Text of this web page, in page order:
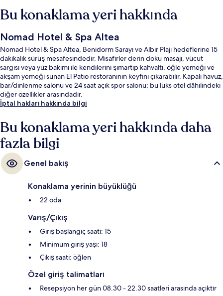
Bu konaklama yeri hakkında
Nomad Hotel & Spa Altea
Nomad Hotel & Spa Altea, Benidorm Sarayı ve Albir Plajı hedeflerine 15
dakikalık sürüş mesafesindedir. Misafirler derin doku masajı, vücut
sargısı veya yüz bakımı ile kendilerini şımartıp kahvaltı, öğle yemeği ve
akşam yemeği sunan El Patio restoranının keyfini çıkarabilir. Kapalı havuz,
bar/dinlenme salonu ve 24 saat açık spor salonu; bu lüks otel dâhilindeki
diğer özellikler arasındadır.
İptal hakları hakkında bilgi
Bu konaklama yeri hakkında daha
fazla bilgi
Genel bakış
Konaklama yerinin büyüklüğü
22 oda
Varış/Çıkış
Giriş başlangıç saati: 15
Minimum giriş yaşı: 18
Çıkış saati: öğlen
Özel giriş talimatları
Resepsiyon her gün 08.30 - 22.30 saatleri arasında açıktır